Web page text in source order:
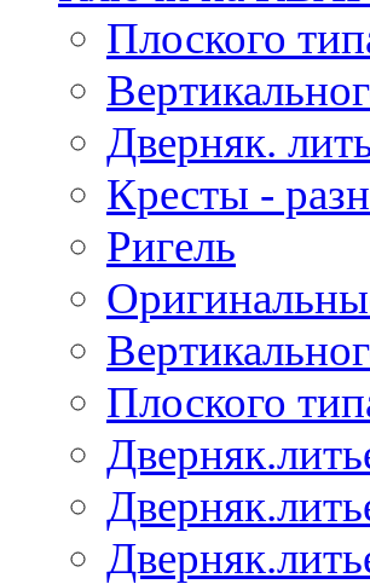
Плоского
Дверняк.
Кресты -
Ригель
Плоского